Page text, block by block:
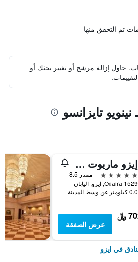
حاول إزالة مرشح أو تغيير بحثك أو
تايزانسو
إيزو ماريوت هوتل شوزينجي
5 نجوم
ممتاز 8.5
1529 Odaira, ايزو, اليابان
0.0 كيلومتر عن وسط المدينة
﷼
عرض الصفقة
في ايزو